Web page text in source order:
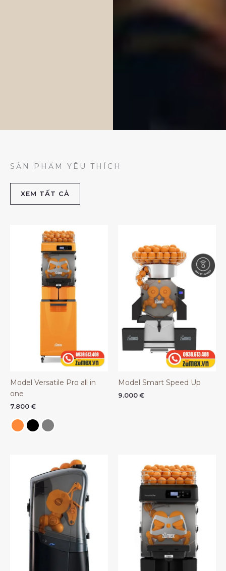
SẢN PHẨM YÊU THÍCH
XEM TẤT CẢ
Model Versatile Pro all in
one
7.800 €
Model Smart Speed Up
9.000 €